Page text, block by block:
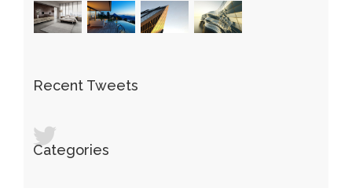
Recent Tweets
Categories